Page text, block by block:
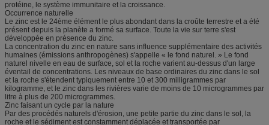
protéine, le système immunitaire et la croissance.
Occurrence naturelle
Le zinc est le 24ème élément le plus abondant dans la croûte terrestre et a été
présent depuis la planète a formé sa surface. Toute la vie sur terre s'est
développée en présence du zinc.
La concentration du zinc en nature sans influence supplémentaire des activités
humaines (émissions anthropogènes) s'appelle « le fond naturel. » Le fond
naturel nivelle en eau de surface, sol et la roche varient au-dessus d'un large
éventail de concentrations. Les niveaux de base ordinaires du zinc dans le sol
et la roche s'étendent typiquement entre 10 et 300 milligrammes par
kilogramme, et le zinc dans les rivières varie de moins de 10 microgrammes par
litre à plus de 200 microgrammes.
Zinc faisant un cycle par la nature
Par des procédés naturels d'érosion, une petite partie du zinc dans le sol, la
roche et le sédiment est constamment déplacée et transportée par